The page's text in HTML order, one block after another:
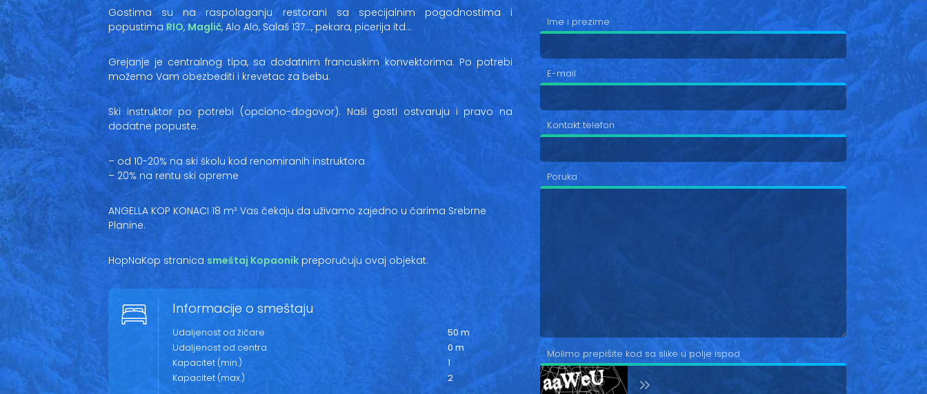
Gostima su na raspolaganju restorani sa specijalnim pogodnostima i
popustima RIO,Maglič, Alo Alo, Salaš 137…, pekara, picerija itd…
Grejanje je centralnog tipa, sa dodatnim francuskim konvektorima. Po potrebi
možemo Vam obezbediti i krevetac za bebu.
Ski instruktor po potrebi (opciono-dogovor). Naši gosti ostvaruju i pravo na
dodatne popuste:
– od 10-20% na ski školu kod renomiranih instruktora
– 20% na rentu ski opreme
ANGELLA KOP KONACI 18 m² Vas čekaju da uživamo zajedno u čarima Srebrne
Planine.
HopNaKop stranica smeštaj Kopaonik preporučuju ovaj objekat.
Informacije o smeštaju
Udaljenost od žičare
50 m
Udaljenost od centra
0 m
Kapacitet (min.)
1
Kapacitet (max.)
2
Ime i prezime
E-mail
Kontakt telefon
Poruka
Molimo prepišite kod sa slike u polje ispod